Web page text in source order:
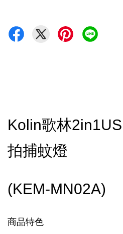
Kolin歌林
拍捕蚊燈
(KEM-MN02A)
商品特色